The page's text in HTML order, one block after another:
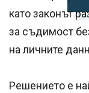
като законът
за съдимост
на личните
Решението е